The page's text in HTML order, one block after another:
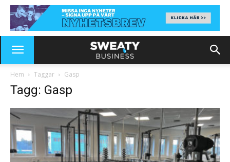
Hem Taggar Gasp
Tagg: Gasp